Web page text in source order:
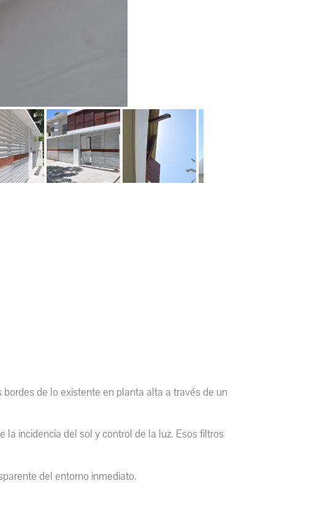
de lo existente en planta alta a través de un
incidencia del sol y control de la luz. Esos filtros
del entorno inmediato.